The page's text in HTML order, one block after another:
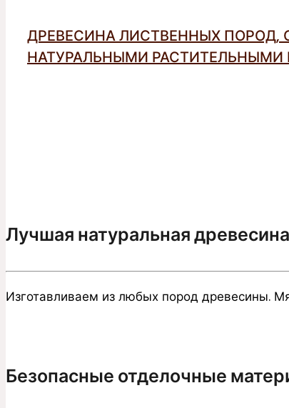
ДРЕВЕСИНА ЛИСТВЕННЫХ ПОРОД,
НАТУРАЛЬНЫМИ
Лучшая натуральная
Изготавливаем из любых пород древесины.
Безопасные отделочные